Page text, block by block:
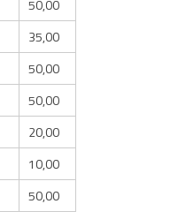
50,00
35,00
50,00
50,00
20,00
10,00
50,00